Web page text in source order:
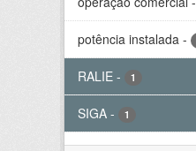
potência instalada -
RALIE - 1
SIGA - 1